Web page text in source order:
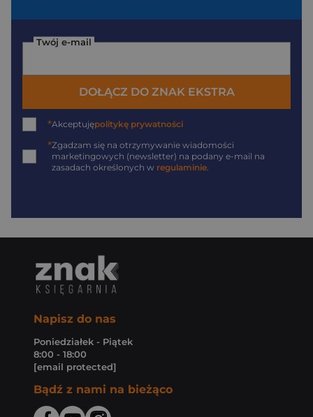
Twój e-mail
DOŁĄCZ DO ZNAK EKSTRA
*Akceptujępolitykę prywatności
*Zgadzam się na otrzymywanie wiadomości
marketingowych (newsletter) na podany e-mail na
zasadach określonych w regulaminie
Napisz do nas
Poniedziałek - Piątek
8:00 - 18:00
[email protected]
Bądź z nami na bieżąco